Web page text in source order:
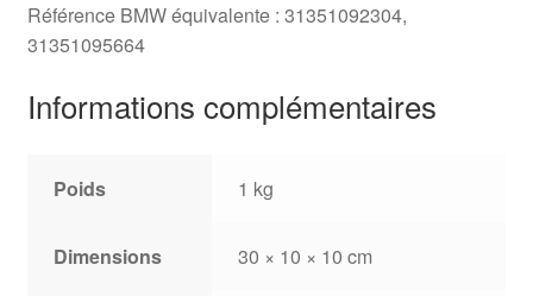
Référence BMW équivalente : 31351092304,
31351095664
Informations complémentaires
Poids 1 kg
Dimensions 30 × 10 × 10 cm